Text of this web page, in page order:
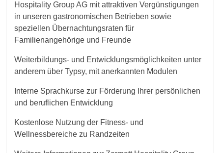
Hospitality Group AG mit attraktiven Vergünstigungen
in unseren gastronomischen Betrieben sowie
speziellen Übernachtungsraten für
Familienangehörige und Freunde
Weiterbildungs- und Entwicklungsmöglichkeiten unter
anderem über Typsy, mit anerkannten Modulen
Interne Sprachkurse zur Förderung Ihrer persönlichen
und beruflichen Entwicklung
Kostenlose Nutzung der Fitness- und
Wellnessbereiche zu Randzeiten